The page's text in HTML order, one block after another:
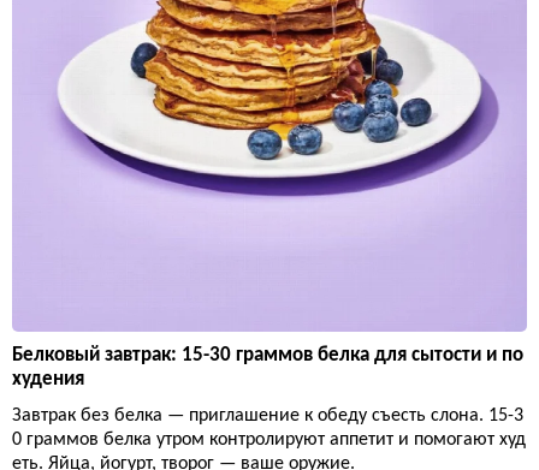
Белковый завтрак: 15-30 граммов белка для сытости и по
худения
Завтрак без белка — приглашение к обеду съесть слона. 15-3
0 граммов белка утром контролируют аппетит и помогают худ
еть. Яйца, йогурт, творог — ваше оружие.